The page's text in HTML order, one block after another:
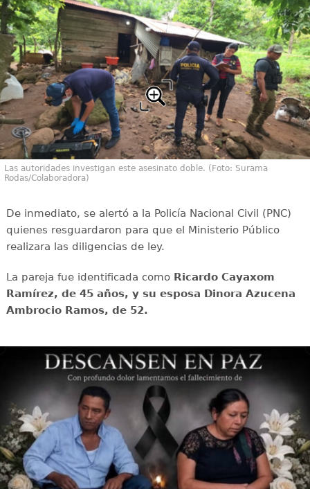
Las autoridades investigan este asesinato doble. (Foto: Surama
Rodas/Colaboradora)
De inmediato, se alertó a la Policía Nacional Civil (PNC)
quienes resguardaron para que el Ministerio Público
realizara las diligencias de ley.
La pareja fue identificada como Ricardo Cayaxom
Ramírez, de 45 años, y su esposa Dinora Azucena
Ambrocio Ramos, de 52.